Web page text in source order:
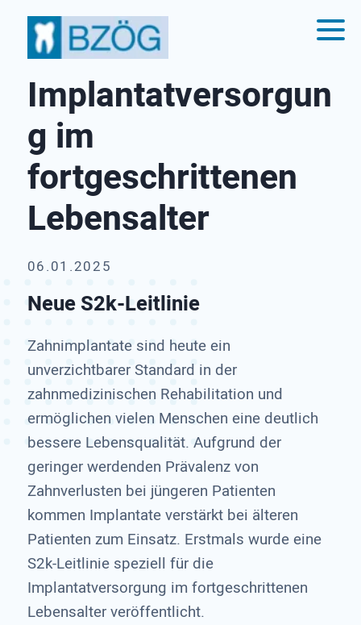
Implantatversorgun
g im
fortgeschrittenen
Lebensalter
06.01.2025
Neue S2k-Leitlinie
Zahnimplantate sind heute ein
unverzichtbarer Standard in der
zahnmedizinischen Rehabilitation und
ermöglichen vielen Menschen eine deutlich
bessere Lebensqualität. Aufgrund der
geringer werdenden Prävalenz von
Zahnverlusten bei jüngeren Patienten
kommen Implantate verstärkt bei älteren
Patienten zum Einsatz. Erstmals wurde eine
S2k-Leitlinie speziell für die
Implantatversorgung im fortgeschrittenen
Lebensalter veröffentlicht.